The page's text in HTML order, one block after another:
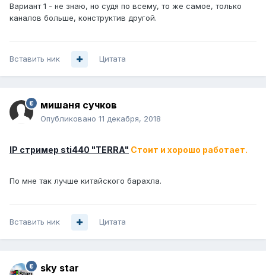
Вариант 1 - не знаю, но судя по всему, то же самое, только
каналов больше, конструктив другой.
Вставить ник Цитата
мишаня сучков
Опубликовано 11 декабря, 2018
IP стример sti440 "TERRA" Стоит и хорошо работает.
По мне так лучше китайского барахла.
Вставить ник Цитата
sky star